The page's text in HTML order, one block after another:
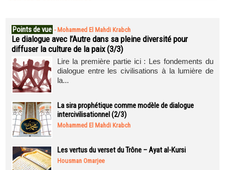
Points de vue - Mohammed El Mahdi Krabch
Le dialogue avec l’Autre dans sa pleine diversité pour
diffuser la culture de la paix (3/3)
Lire la première partie ici : Les fondements du
dialogue entre les civilisations à la lumière de
la...
La sira prophétique comme modèle de dialogue
intercivilisationnel (2/3)
Mohammed El Mahdi Krabch
Les vertus du verset du Trône – Ayat al-Kursi
Housman Omarjee